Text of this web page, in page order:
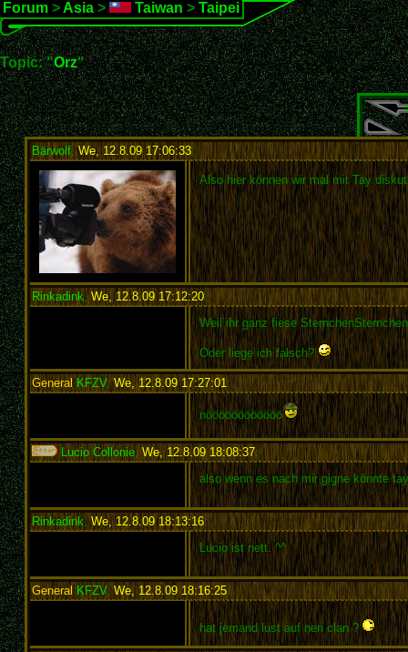
Forum > Asia > Taiwan > Taipei
Topic: "Orz"
Bärwolf, We, 12.8.09 17:06:33:
Also hier können wir mal mit Tay
Rinkadink,We, 12.8.09 17:12:20:
Weil ihr ganz fiese
Oder liege ich falsch?
General KFZV,We, 12.8.09 17:27:01:
nöööööööööööö
Lucio Collonie,We, 12.8.09 18:08:37:
also wenn es nach mir gigne könnte
Rinkadink,We, 12.8.09 18:13:16:
Lucio ist nett. ^^
General KFZV,We, 12.8.09 18:16:25:
hat jemand lust auf nen clan ?